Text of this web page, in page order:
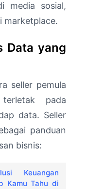
media sosial,
marketplace.
Data yang
seller pemula
pada
data. Seller
panduan
bisnis:
Keuangan
Kamu Tahu di